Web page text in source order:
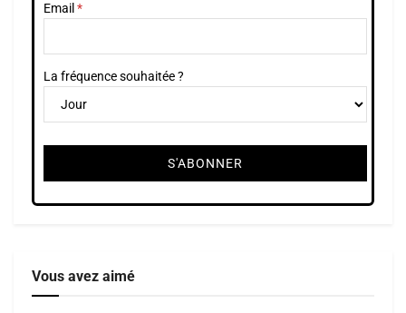
Email
La fréquence souhaitée ?
Vous avez aimé